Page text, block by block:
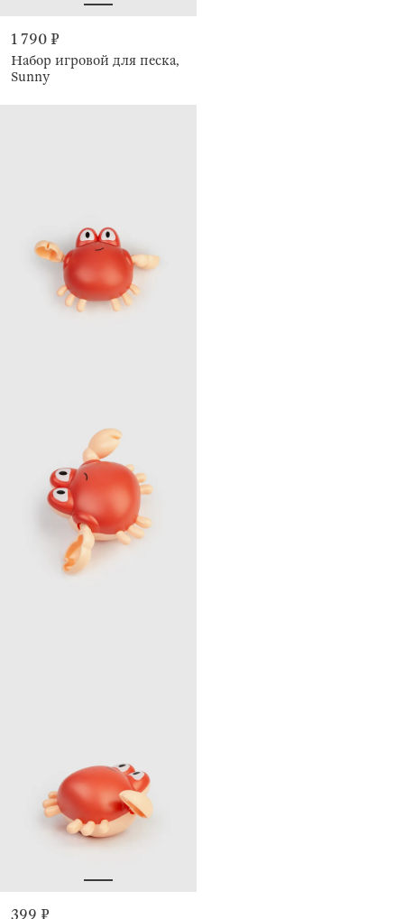
1 790 ₽
Набор игровой для песка,
Sunny
399 ₽